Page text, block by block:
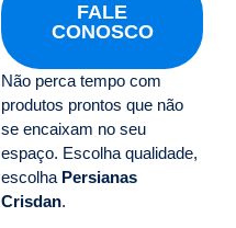
FALE
CONOSCO
Não perca tempo com
produtos prontos que não
se encaixam no seu
espaço. Escolha qualidade,
escolha Persianas
Crisdan.